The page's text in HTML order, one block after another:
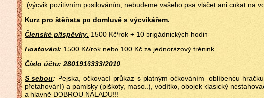
(výcvik pozitivním posilováním, nebudeme vašeho psa vláčet ani cukat na
Kurz pro štěňata po domluvě s výcvikářem.
Členské příspěvky: 1500 Kč/rok + 10 brigádnických hodin
Hostování: 1500 Kč/rok nebo 100 Kč za jednorázový trénink
Číslo účtu: 2801916333/2010
S sebou: Pejska, očkovací průkaz s platným očkováním, oblíbenou
přetahování) a pamlsky (piškoty, maso..), vodítko, obojek klasický
a hlavně DOBROU NÁLADU!!!